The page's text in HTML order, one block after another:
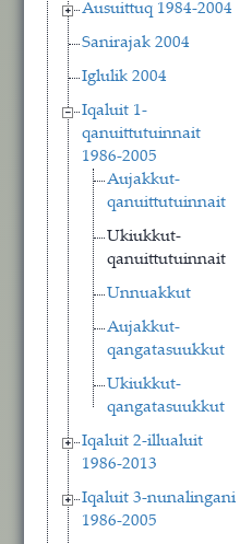
Ausuittuq 1984-2004
Sanirajak 2004
Iglulik 2004
Iqaluit 1-
qanuittutuinnait
1986-2005
Aujakkut-
qanuittutuinnait
Ukiukkut-
qanuittutuinnait
Unnuakkut
Aujakkut-
qangatasuukkut
Ukiukkut-
qangatasuukkut
Iqaluit 2-illualuit
1986-2013
Iqaluit 3-nunalingani
1986-2005